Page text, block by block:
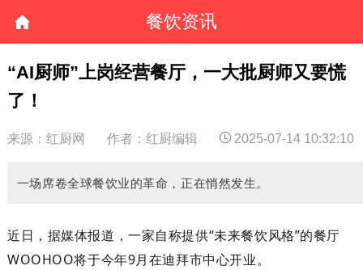
餐饮资讯
“AI厨师”上岗经营餐厅，一大批厨师又要慌
了！
来源：红厨网 作者：红厨编辑 2025-07-14 10:32:10
一场席卷全球餐饮业的革命，正在悄然发生。
近日， 据媒体报道，一家自称提供“未来餐饮风格”的餐厅
WOOHOO将于今年9月在迪拜市中心开业。